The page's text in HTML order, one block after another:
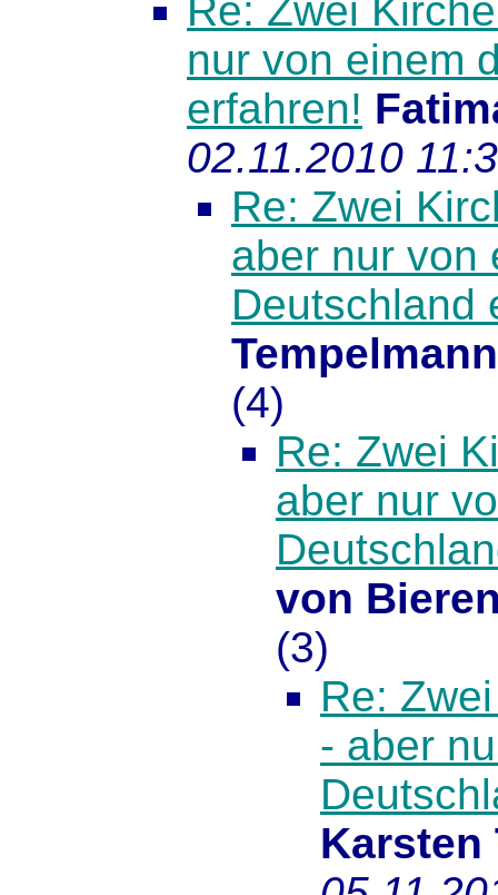
Re: Zwei
nur von einem
erfahren!
02.11.2010
Re: Zwei
aber nur von
Deutschland
Tempelmann
(4)
Re: Zwei
aber nur
von
(3)
Re:
- aber
Karsten